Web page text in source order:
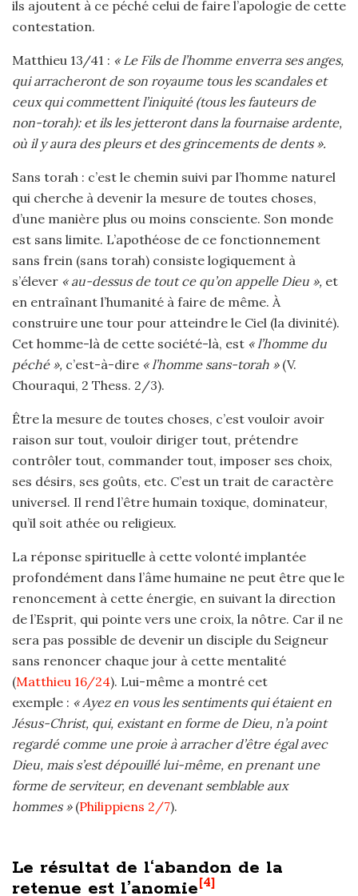
ils ajoutent à ce péché celui de faire l’apologie de cette
contestation.
Matthieu 13/41 : « Le Fils de l’homme enverra ses anges,
qui arracheront de son royaume tous les scandales et
ceux qui commettent l’iniquité (tous les fauteurs de
non-torah): et ils les jetteront dans la fournaise ardente,
où il y aura des pleurs et des grincements de dents ».
Sans torah : c’est le chemin suivi par l’homme naturel
qui cherche à devenir la mesure de toutes choses,
d’une manière plus ou moins consciente. Son monde
est sans limite. L’apothéose de ce fonctionnement
sans frein (sans torah) consiste logiquement à
s’élever « au-dessus de tout ce qu’on appelle Dieu », et
en entraînant l’humanité à faire de même. À
construire une tour pour atteindre le Ciel (la divinité).
Cet homme-là de cette société-là, est « l’homme du
péché », c’est-à-dire « l’homme sans-torah »(V.
Chouraqui, 2 Thess. 2/3).
Être la mesure de toutes choses, c’est vouloir avoir
raison sur tout, vouloir diriger tout, prétendre
contrôler tout, commander tout, imposer ses choix,
ses désirs, ses goûts, etc. C’est un trait de caractère
universel. Il rend l’être humain toxique, dominateur,
qu’il soit athée ou religieux.
La réponse spirituelle à cette volonté implantée
profondément dans l’âme humaine ne peut être que le
renoncement à cette énergie, en suivant la direction
de l’Esprit, qui pointe vers une croix, la nôtre. Car il ne
sera pas possible de devenir un disciple du Seigneur
sans renoncer chaque jour à cette mentalité
(Matthieu 16/24). Lui-même a montré cet
exemple : « Ayez en vous les sentiments qui étaient en
Jésus-Christ, qui, existant en forme de Dieu, n’a point
regardé comme une proie à arracher d’être égal avec
Dieu, mais s’est dépouillé lui-même, en prenant une
forme de serviteur, en devenant semblable aux
hommes » (Philippiens 2/7).
Le résultat de l‘abandon de la
retenue est l’anomie[4]